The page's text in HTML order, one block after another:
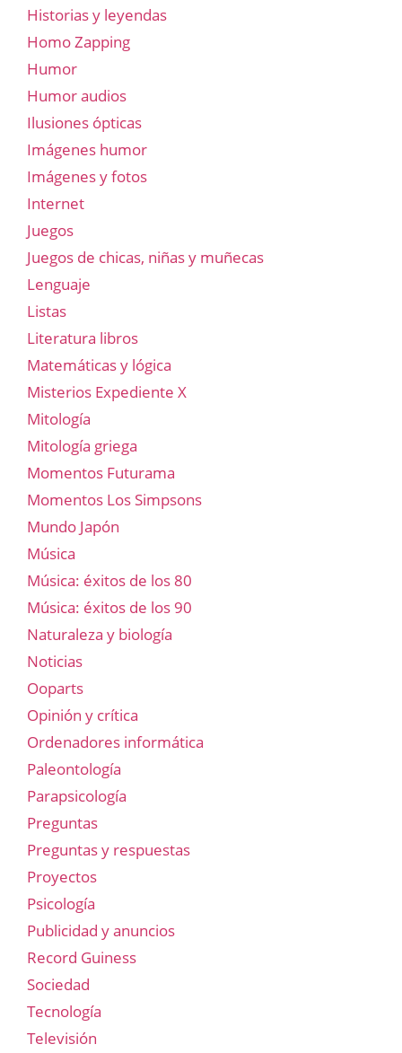
Historias y leyendas
Homo Zapping
Humor
Humor audios
Ilusiones ópticas
Imágenes humor
Imágenes y fotos
Internet
Juegos
Juegos de chicas, niñas y muñecas
Lenguaje
Listas
Literatura libros
Matemáticas y lógica
Misterios Expediente X
Mitología
Mitología griega
Momentos Futurama
Momentos Los Simpsons
Mundo Japón
Música
Música: éxitos de los 80
Música: éxitos de los 90
Naturaleza y biología
Noticias
Ooparts
Opinión y crítica
Ordenadores informática
Paleontología
Parapsicología
Preguntas
Preguntas y respuestas
Proyectos
Psicología
Publicidad y anuncios
Record Guiness
Sociedad
Tecnología
Televisión